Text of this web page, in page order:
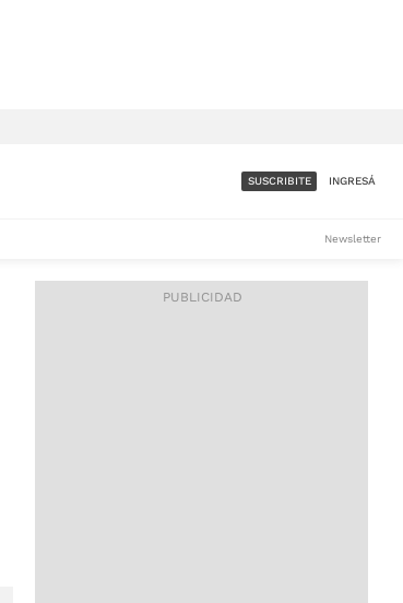
ACCESO FULL - $1.800/MES
SUSCRIBITE INGRESÁ
Newsletter